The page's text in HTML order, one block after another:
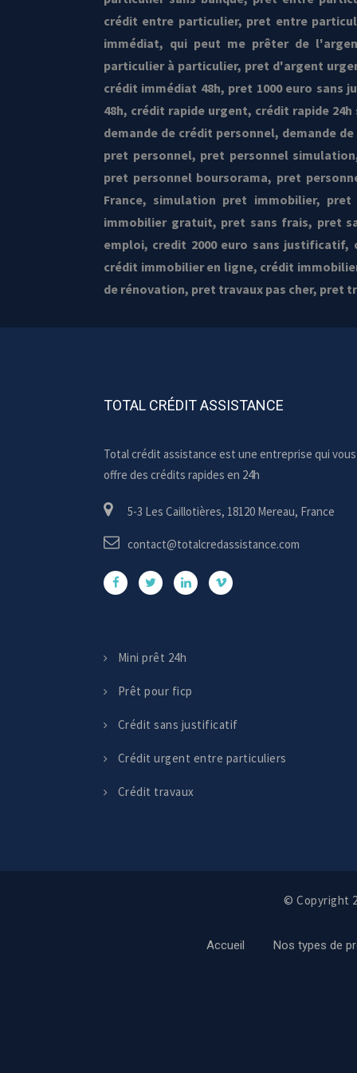
crédit entre particulier, pret entre
immédiat, qui peut me prêter de
particulier à particulier, pret d'argent
crédit immédiat 48h, pret 1000 euro sans
48h, crédit rapide urgent, crédit rapide
demande de crédit personnel, demande
pret personnel, pret personnel
pret personnel boursorama, pret
France, simulation pret immobilier,
immobilier gratuit, pret sans frais, pret
emploi, credit 2000 euro sans
crédit immobilier en ligne, crédit
de rénovation, pret travaux pas cher, pret
TOTAL CRÉDIT ASSISTANCE
Total crédit assistance est une entreprise qui vous
offre des crédits rapides en 24h
5-3 Les Caillotières, 18120 Mereau, France
contact@totalcredassistance.com
Mini prêt 24h
Prêt pour ficp
Crédit sans justificatif
Crédit urgent entre particuliers
Crédit travaux
© Copyright
Accueil Nos types de